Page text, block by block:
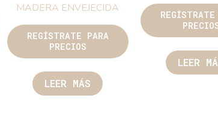
MADERA ENVEJECIDA
REGÍSTRATE PARA
PRECIOS
LEER MÁS
LEER